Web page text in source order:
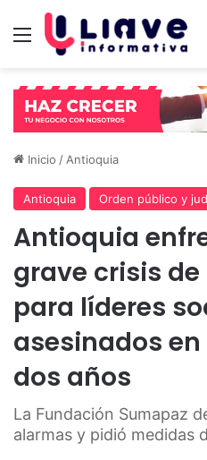
Menú
Inicio / Antioquia
Antioquia Orden público y
Antioquia
grave crisis
para líderes
asesinados
dos años
La Fundación Sumapaz
alarmas y pidió medidas